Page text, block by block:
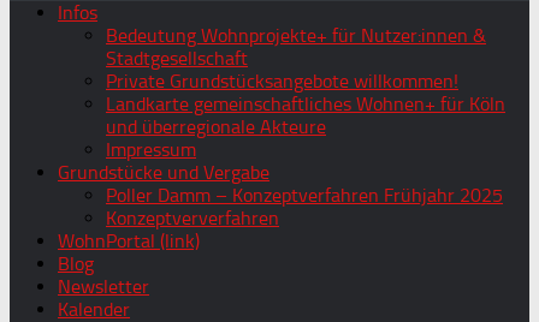
Infos
Bedeutung Wohnprojekte+ für Nutzer:innen &
Stadtgesellschaft
Private Grundstücksangebote willkommen!
Landkarte gemeinschaftliches Wohnen+ für Köln
und überregionale Akteure
Impressum
Grundstücke und Vergabe
Poller Damm – Konzeptverfahren Frühjahr 2025
Konzeptververfahren
WohnPortal (link)
Blog
Newsletter
Kalender